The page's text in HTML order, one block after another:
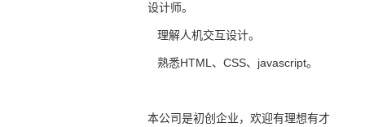
设计师。
理解人机交互设计。
熟悉HTML、CSS、javascript。
本公司是初创企业，欢迎有理想有才